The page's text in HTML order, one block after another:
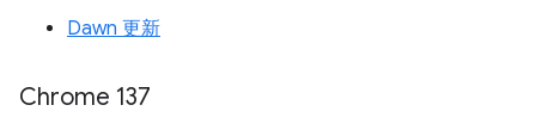
Dawn 更新
Chrome 137